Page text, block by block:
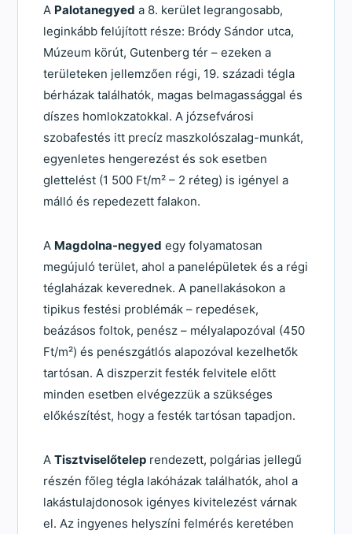
A Palotanegyed a 8. kerület legrangosabb,
leginkább felújított része: Bródy Sándor utca,
Múzeum körút, Gutenberg tér – ezeken a
területeken jellemzően régi, 19. századi tégla
bérházak találhatók, magas belmagassággal és
díszes homlokzatokkal. A józsefvárosi
szobafestés itt precíz maszkolószalag-munkát,
egyenletes hengerezést és sok esetben
glettelést (1 500 Ft/m² – 2 réteg) is igényel a
málló és repedezett falakon.
A Magdolna-negyed egy folyamatosan
megújuló terület, ahol a panelépületek és a régi
téglaházak keverednek. A panellakásokon a
tipikus festési problémák – repedések,
beázásos foltok, penész – mélyalapozóval (450
Ft/m²) és penészgátlós alapozóval kezelhetők
tartósan. A diszperzit festék felvitele előtt
minden esetben elvégezzük a szükséges
előkészítést, hogy a festék tartósan tapadjon.
ATisztviselőtelep rendezett, polgárias jellegű
részén főleg tégla lakóházak találhatók, ahol a
lakástulajdonosok igényes kivitelezést várnak
el. Az ingyenes helyszíni felmérés keretében